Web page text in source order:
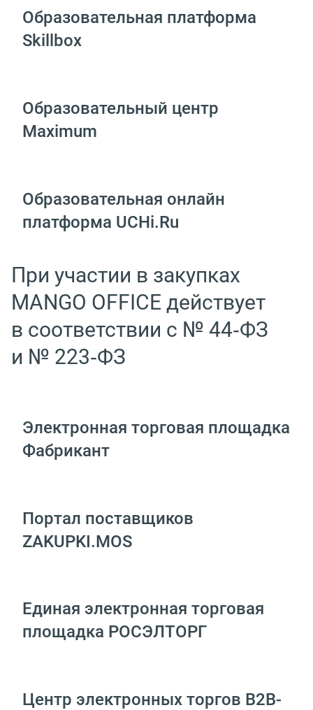
Образовательная платформа
Skillbox
Образовательный центр
Maximum
Образовательная онлайн
платформа UCHi.Ru
При участии в закупках
MANGO OFFICE действует
в соответствии с № 44‑ФЗ
и № 223‑ФЗ
Электронная торговая площадка
Фабрикант
Портал поставщиков
ZAKUPKI.MOS
Единая электронная торговая
площадка РОСЭЛТОРГ
Центр электронных торгов B2B-